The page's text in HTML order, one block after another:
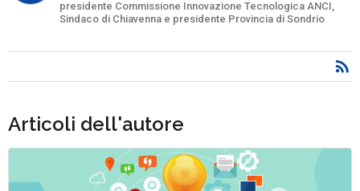
presidente Commissione Innovazione Tecnologica ANCI,
Sindaco di Chiavenna e presidente Provincia di Sondrio
Articoli dell'autore